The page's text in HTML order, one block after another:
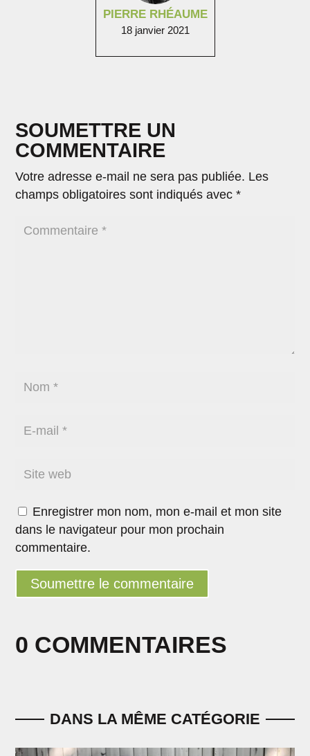
PIERRE RHÉAUME
18 janvier 2021
0 COMMENTAIRES
SOUMETTRE UN
COMMENTAIRE
Votre adresse e-mail ne sera pas publiée. Les
champs obligatoires sont indiqués avec*
Enregistrer mon nom, mon e-mail et mon site
dans le navigateur pour mon prochain
commentaire.
Soumettre le commentaire
DANS LA MÊME CATÉGORIE